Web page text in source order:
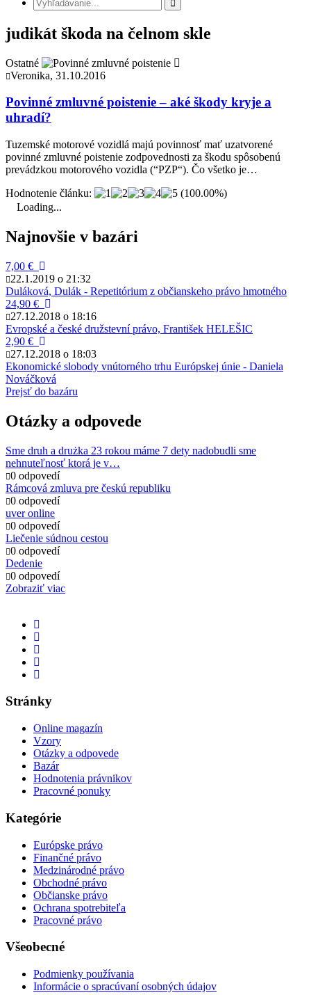
judikát škoda na čelnom skle
Ostatné
Veronika, 31.10.2016
Povinné zmluvné poistenie – aké škody kryje a
uhradí?
Tuzemské motorové vozidlá majú povinnosť mať uzatvorené
povinné zmluvné poistenie zodpovednosti za škodu spôsobenú
prevádzkou motorového vozidla (“PZP“). Čo všetko je…
Hodnotenie článku:
(100.00%)
Loading...
Najnovšie v bazári
7,00 €
22.1.2019 o 21:32
Duláková, Dulák - Repetitórium z občianskeho právo hmotného
24,90 €
27.12.2018 o 18:16
Evropské a české družstevní právo, František HELEŠIC
2,90 €
27.12.2018 o 18:03
Ekonomické slobody vnútorného trhu Európskej únie - Daniela
Nováčková
Prejsť do bazáru
Otázky a odpovede
Sme druh a drużka 23 rokou máme 7 dety nadobudli sme
nehnuteľnosť ktorá je v…
0 odpovedí
Rámcová zmluva pre českú republiku
0 odpovedí
uver online
0 odpovedí
Liečenie súdnou cestou
0 odpovedí
Dedenie
0 odpovedí
Zobraziť viac
Stránky
Online magazín
Vzory
Otázky a odpovede
Bazár
Hodnotenia právnikov
Pracovné ponuky
Kategórie
Európske právo
Finančné právo
Medzinárodné právo
Obchodné právo
Občianske právo
Ochrana spotrebiteľa
Pracovné právo
Všeobecné
Podmienky používania
Informácie o spracúvaní osobných údajov